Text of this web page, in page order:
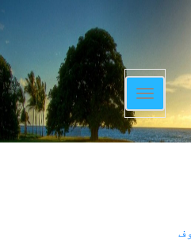
Toggle
navigation